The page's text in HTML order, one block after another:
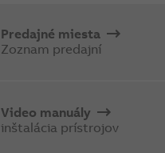
Predajné miesta
Zoznam predajní
Video manuály
inštalácia prístrojov